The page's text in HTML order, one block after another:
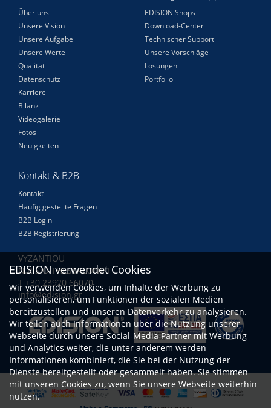
Über uns
Unsere Vision
Unsere Aufgabe
Unsere Werte
Qualität
Datenschutz
Karriere
Bilanz
Videogalerie
Fotos
Neuigkeiten
EDISION Shops
Download-Center
Technischer Support
Unsere Vorschläge
Lösungen
Portfolio
Kontakt & B2B
Kontakt
Häufig gestellte Fragen
B2B Login
B2B Registrierung
VYZANTIOU
N.RISIO THESSALONIKI
Τ +30 23920 66070
info@edision.gr
EDISION verwendet Cookies
Wir verwenden Cookies, um Inhalte der Werbung zu
personalisieren, um Funktionen der sozialen Medien
bereitzustellen und unseren Datenverkehr zu analysieren.
Wir teilen auch Informationen über die Nutzung unserer
Webseite durch unsere Social-Media Partner mit Werbung
und Analytics weiter, die unter anderem werden
Informationen kombiniert, die Sie bei der Nutzung der
Dienste bereitgestellt oder gesammelt haben. Sie stimmen
mit unseren Cookies zu, wenn Sie unsere Webseite weiterhin
nutzen.